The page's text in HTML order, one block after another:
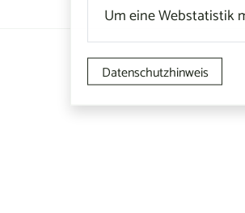
Um eine Webstatistik
Datenschutzhinweis